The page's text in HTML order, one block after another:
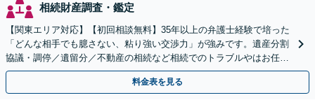
相続財産調査・鑑定
【関東エリア対応】【初回相談無料】35年以上の弁護士経験で培った
「どんな相手でも臆さない、粘り強い交渉力」が強みです。遺産分割
協議・調停／遺留分／不動産の相続など相続でのトラブルやはお任せ
ください。遺言書や生前贈与など生前対策にも注力
料金表を見る